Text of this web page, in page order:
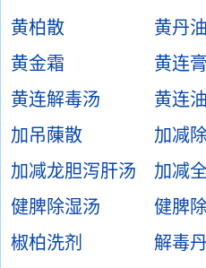
黄柏散
黄丹
黄金霜
黄连膏
黄连解毒汤
黄连
加吊蔯散
加减
加减龙胆泻肝汤
加减
健脾除湿汤
健脾
椒柏洗剂
解毒丹